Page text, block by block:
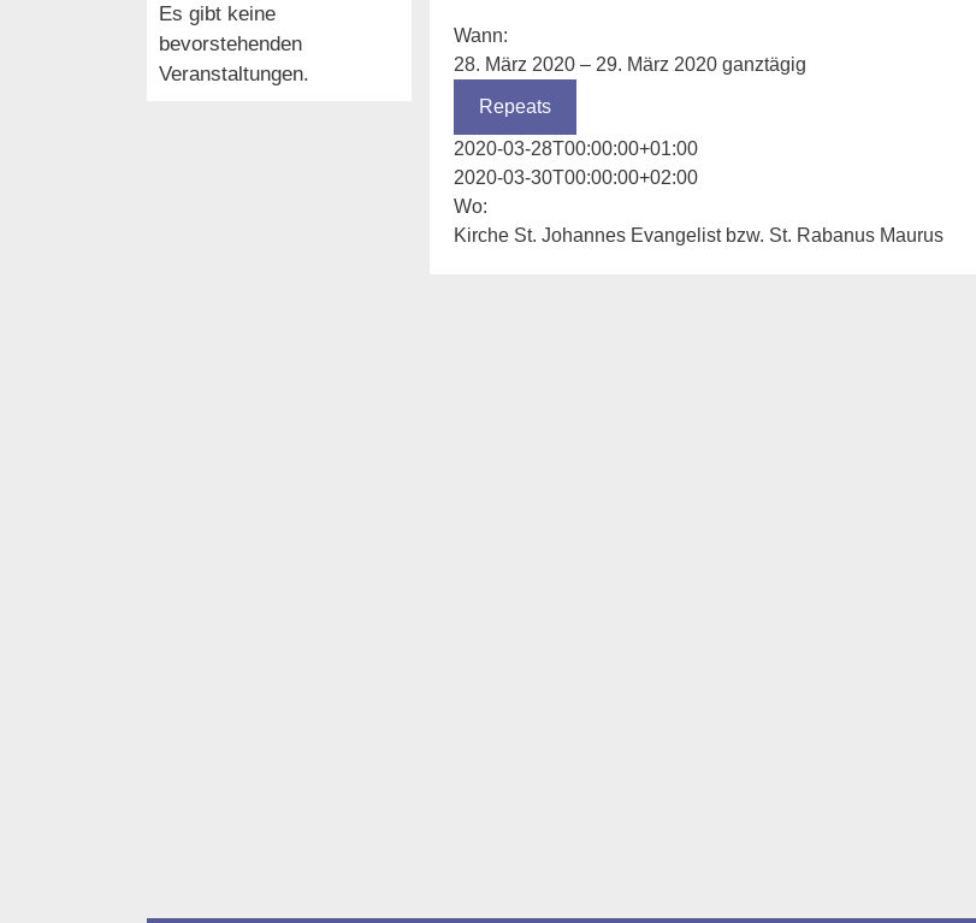
Wann:
28. März 2020 – 29. März 2020 ganztägig
Repeats
2020-03-28T00:00:00+01:00
2020-03-30T00:00:00+02:00
Wo:
Kirche St. Johannes Evangelist bzw. St. Rabanus Maurus
Es gibt keine
bevorstehenden
Veranstaltungen.